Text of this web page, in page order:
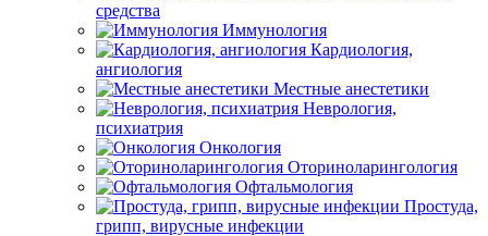
средства
Иммунология
Кардиология,
ангиология
Местные анестетики
Неврология,
психиатрия
Онкология
Оториноларингология
Офтальмология
Простуда,
грипп, вирусные инфекции